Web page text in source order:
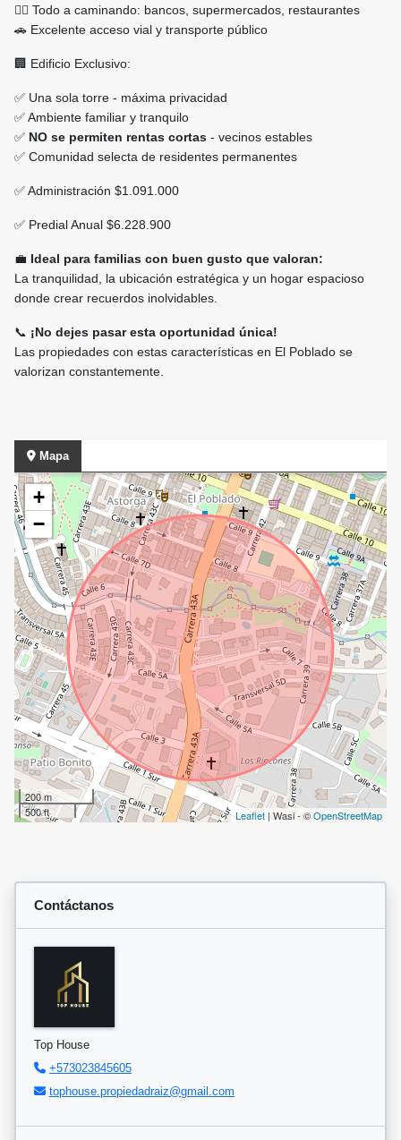
🚶‍♂️ Todo a caminando: bancos, supermercados, restaurantes
🚗 Excelente acceso vial y transporte público
🏢 Edificio Exclusivo:
✅ Una sola torre - máxima privacidad
✅ Ambiente familiar y tranquilo
✅ NO se permiten rentas cortas - vecinos estables
✅ Comunidad selecta de residentes permanentes
✅ Administración $1.091.000
✅ Predial Anual $6.228.900
💼 Ideal para familias con buen gusto que valoran:
La tranquilidad, la ubicación estratégica y un hogar espacioso
donde crear recuerdos inolvidables.
📞 ¡No dejes pasar esta oportunidad única!
Las propiedades con estas características en El Poblado se
valorizan constantemente.
Mapa
+
−
200 m
500 ft
Leaflet| Wasi - ©OpenStreetMap
Contáctanos
Top House
+573023845605
tophouse.propiedadraiz@gmail.com